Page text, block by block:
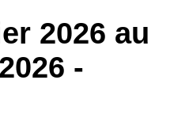
2026 au
-